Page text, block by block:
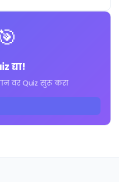
🎯
द्या!
वर Quiz सुरू करा